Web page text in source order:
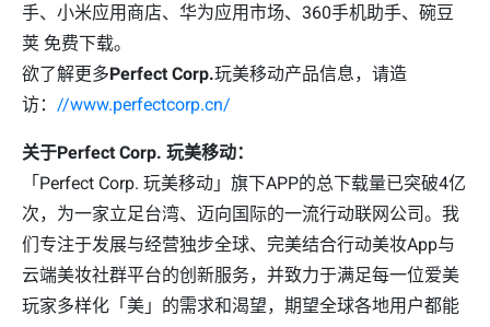
手、小米应用商店、华为应用市场、360手机助手、碗豆
荚 免费下载。
欲了解更多Perfect Corp.玩美移动产品信息，请造
访： //www.perfectcorp.cn/
关于Perfect Corp. 玩美移动：
「Perfect Corp. 玩美移动」旗下APP的总下载量已突破4亿
次，为一家立足台湾、迈向国际的一流行动联网公司。我
们专注于发展与经营独步全球、完美结合行动美妆App与
云端美妆社群平台的创新服务，并致力于满足每一位爱美
玩家多样化「美」的需求和渴望，期望全球各地用户都能